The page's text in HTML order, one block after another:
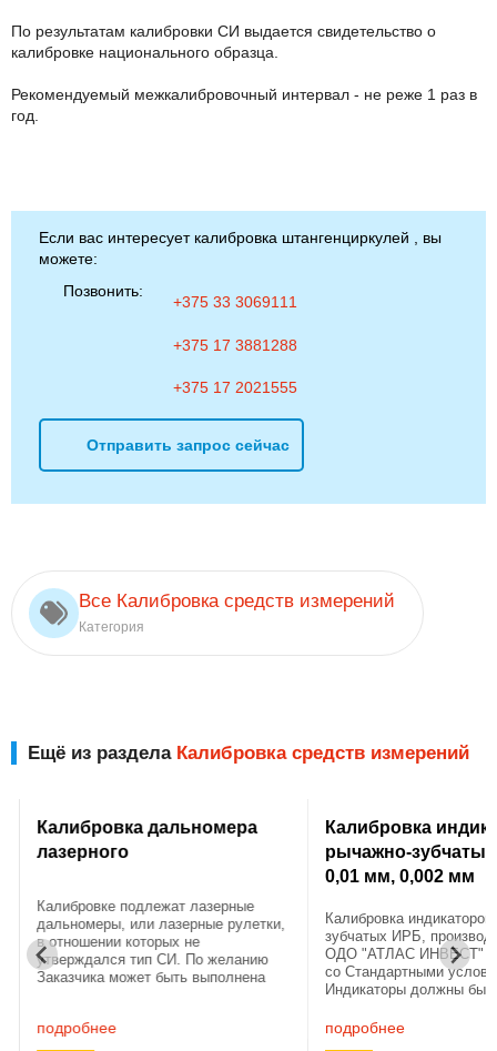
По результатам калибровки СИ выдается свидетельство о
калибровке национального образца.
Рекомендуемый межкалибровочный интервал - не реже 1 раз в
год.
Если вас интересует калибровка штангенциркулей , вы
можете:
Позвонить:
+375 33 3069111
+375 17 3881288
+375 17 2021555
Отправить запрос сейчас
Все Калибровка средств измерений
Категория
Ещё из раздела Калибровка средств измерений
Калибровка дальномера
лазерного
Калибровке подлежат лазерные
дальномеры, или лазерные рулетки,
в отношении которых не
утверждался тип СИ. По желанию
Заказчика может быть выполнена
например, если необходимо знать ...
подробнее
Калибровка
рычажно-
0,01 мм, 0,002 мм
Калибровка
зубчатых ИРБ,
ОДО "АТЛАС ИНВЕСТ"
со Стандартными
Индикаторы должны
иметь технический
подробнее